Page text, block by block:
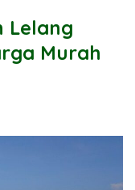
Lelang
Murah